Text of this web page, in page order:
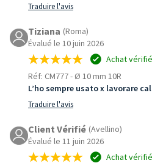
Traduire l'avis
Tiziana (Roma)
Évalué le 10 juin 2026
Achat vérifié
Réf: CM777- Ø 10 mm 10R
L’ho sempre usato x lavorare
Traduire l'avis
Client Vérifié (Avellino)
Évalué le 11 juin 2026
Achat vérifié